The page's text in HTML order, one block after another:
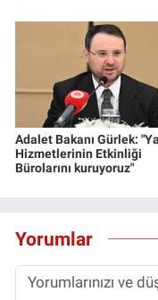
Adalet Bakanı Gürlek:
Hizmetlerinin Etkinliği
Bürolarını kuruyoruz"
Yorumlar